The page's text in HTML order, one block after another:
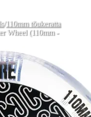
/110mm tõukeratta
Wheel (110mm -